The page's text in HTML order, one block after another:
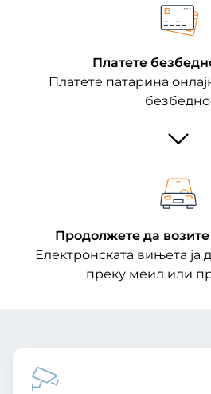
Платете
Платете патарина
Продолжете да
Електронската вињета ја
преку меил или